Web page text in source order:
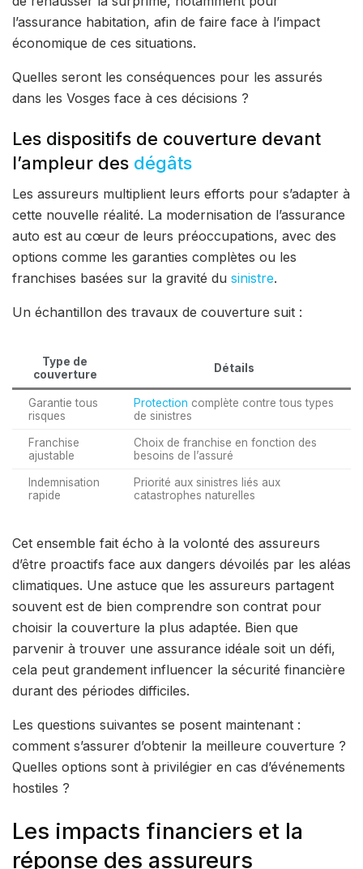
l’assurance habitation, afin de faire face à l’impact
économique de ces situations.
Quelles seront les conséquences pour les assurés
dans les Vosges face à ces décisions ?
Les dispositifs de couverture devant
l’ampleur des dégâts
Les assureurs multiplient leurs efforts pour s’adapter à
cette nouvelle réalité. La modernisation de l’assurance
auto est au cœur de leurs préoccupations, avec des
options comme les garanties complètes ou les
franchises basées sur la gravité du sinistre.
Un échantillon des travaux de couverture suit :
Type de
couverture
Détails
Garantie tous
risques
Protection complète contre tous types
de sinistres
Franchise
ajustable
Choix de franchise en fonction des
besoins de l’assuré
Indemnisation
rapide
Priorité aux sinistres liés aux
catastrophes naturelles
Cet ensemble fait écho à la volonté des assureurs
d’être proactifs face aux dangers dévoilés par les aléas
climatiques. Une astuce que les assureurs partagent
souvent est de bien comprendre son contrat pour
choisir la couverture la plus adaptée. Bien que
parvenir à trouver une assurance idéale soit un défi,
cela peut grandement influencer la sécurité financière
durant des périodes difficiles.
Les questions suivantes se posent maintenant :
comment s’assurer d’obtenir la meilleure couverture ?
Quelles options sont à privilégier en cas d’événements
hostiles ?
Les impacts financiers et la
réponse des assureurs